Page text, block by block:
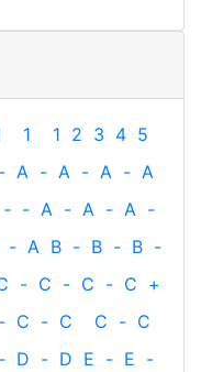
1 1 2 3 4 5
- A - A - A - A
‐ - A - A - A -
- A B - B - B -
- C - C - C +
- C - C C - C
- D - D E - E -